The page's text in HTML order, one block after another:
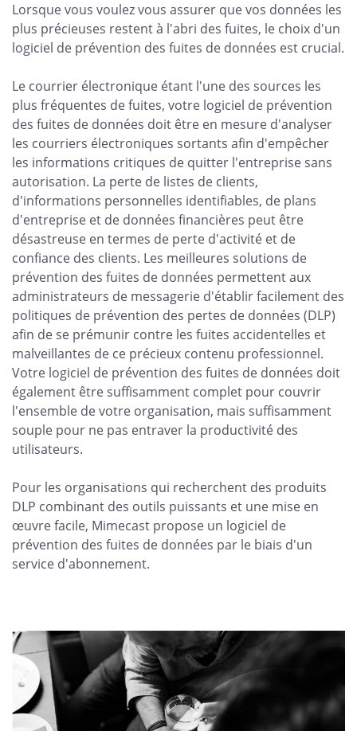
Lorsque vous voulez vous assurer que vos données les
plus précieuses restent à l'abri des fuites, le choix d'un
logiciel de prévention des fuites de données est crucial.
Le courrier électronique étant l'une des sources les
plus fréquentes de fuites, votre logiciel de prévention
des fuites de données doit être en mesure d'analyser
les courriers électroniques sortants afin d'empêcher
les informations critiques de quitter l'entreprise sans
autorisation. La perte de listes de clients,
d'informations personnelles identifiables, de plans
d'entreprise et de données financières peut être
désastreuse en termes de perte d'activité et de
confiance des clients. Les meilleures solutions de
prévention des fuites de données permettent aux
administrateurs de messagerie d'établir facilement des
politiques de prévention des pertes de données (DLP)
afin de se prémunir contre les fuites accidentelles et
malveillantes de ce précieux contenu professionnel.
Votre logiciel de prévention des fuites de données doit
également être suffisamment complet pour couvrir
l'ensemble de votre organisation, mais suffisamment
souple pour ne pas entraver la productivité des
utilisateurs.
Pour les organisations qui recherchent des produits
DLP combinant des outils puissants et une mise en
œuvre facile, Mimecast propose un logiciel de
prévention des fuites de données par le biais d'un
service d'abonnement.